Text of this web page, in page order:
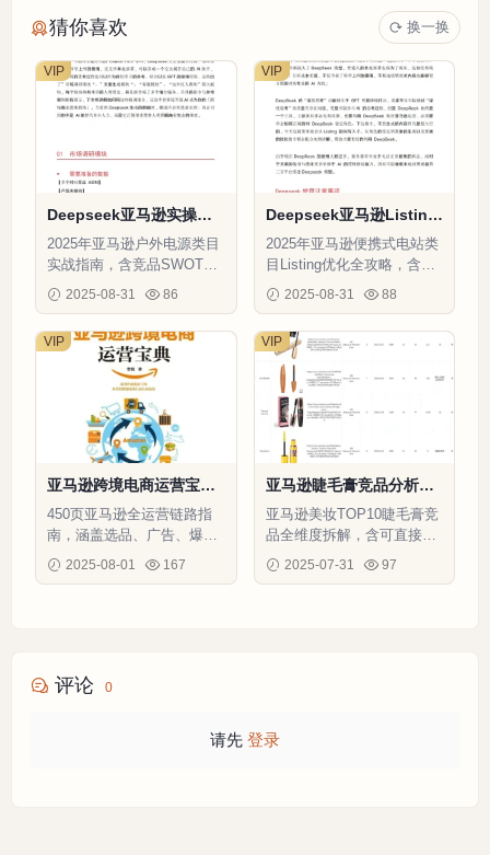
猜你喜欢 换一换
Deepseek亚马逊实操指
南2025-20页
2025年亚马逊户外电源类目
实战指南，含竞品SWOT分
析+高转化文案模板+20个美
国红人资源
2025-08-31 86
VIP
Deepseek亚马逊Listing
编写指南2025-16页
2025年亚马逊便携式电站类
目Listing优化全攻略，含竞
品分析模板与AI文案生成工
具实战案例
2025-08-31 88
VIP
亚马逊跨境电商运营宝典-
452页
450页亚马逊全运营链路指
南，涵盖选品、广告、爆款
打造等核心模块，助力卖家
提升30%以上利润率
2025-08-01 167
VIP
亚马逊睫毛膏竞品分析与
文案优化模板-147行-9个
子表
亚马逊美妆TOP10睫毛膏竞
品全维度拆解，含可直接套
用的高转化文案模板与视觉
排版指南
2025-07-31 97
VIP
评论 0
请先 登录